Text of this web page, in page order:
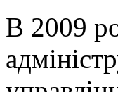
В 2009